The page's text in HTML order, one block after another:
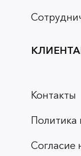
Контакты
Политика
Согласие